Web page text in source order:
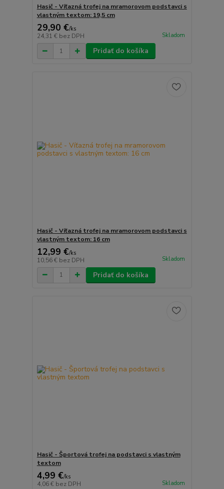
Hasič - Víťazná trofej na mramorovom podstavci s
vlastným textom: 19,5 cm
29,90 €/ks
24,31 € bez DPH Skladom
Pridať do košíka
Hasič - Víťazná trofej na mramorovom podstavci s
vlastným textom: 16 cm
12,99 €/ks
10,56 € bez DPH Skladom
Pridať do košíka
Hasič - Športová trofej na podstavci s vlastným
textom
4,99 €/ks
4,06 € bez DPH Skladom